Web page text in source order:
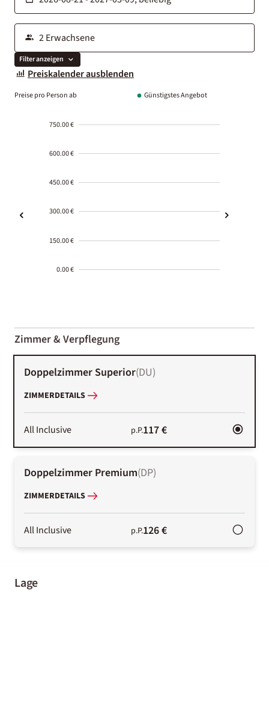
Filter anzeigen
Preiskalender ausblenden
Preise pro Person ab Günstigstes Angebot
750.00 €
600.00 €
450.00 €
300.00 €
150.00 €
0.00 €
01-02
Zimmer & Verpflegung
Doppelzimmer Superior(DU)
ZIMMERDETAILS
All Inclusive p.P.117 €
Doppelzimmer Premium(DP)
ZIMMERDETAILS
All Inclusive p.P.126 €
Lage